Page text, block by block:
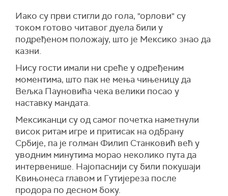
Иако су први стигли до гола, "орлови" су
током готово читавог дуела били у
подређеном положају, што је Мексико знао да
казни.
Нису гости имали ни среће у одређеним
моментима, што пак не мења чињеницу да
Вељка Пауновића чека велики посао у
наставку мандата.
Мексиканци су од самог почетка наметнули
висок ритам игре и притисак на одбрану
Србије, па је голман Филип Станковић већ у
уводним минутима морао неколико пута да
интервенише. Најопаснији су били покушаји
Квињонеса главом и Гутијереза после
продора по десном боку.